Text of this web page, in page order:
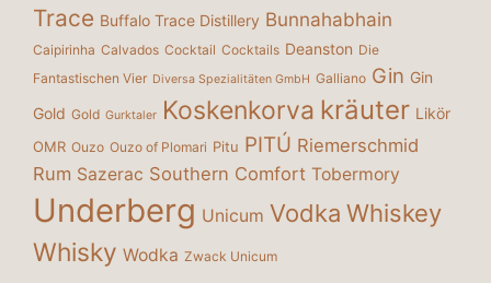
Trace Buffalo Trace Distillery Bunnahabhain
Caipirinha Calvados Cocktail Cocktails Deanston Die
Fantastischen Vier Diversa Spezialitäten GmbH Galliano Gin Gin
Gold Gold Gurktaler Koskenkorva kräuter Likör
OMR Ouzo Ouzo of Plomari Pitu PITÚ Riemerschmid
Rum Sazerac Southern Comfort Tobermory
Underberg Unicum Vodka Whiskey
Whisky Wodka Zwack Unicum